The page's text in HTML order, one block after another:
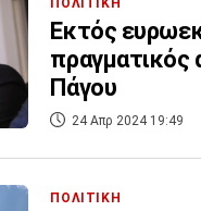
ΠΟΛΙΤΙΚΗ
Εκτός
πραγματικός
Πάγου
24 Απρ 2024 19:49
ΠΟΛΙΤΙΚΗ